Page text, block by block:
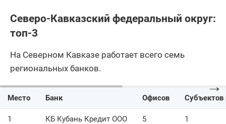
Северо-Кавказский федеральный округ:
топ-3
На Северном Кавказе работает всего семь
региональных банков.
→
Место Банк Офисов Субъектов
1 КБ Кубань Кредит ООО 5 1